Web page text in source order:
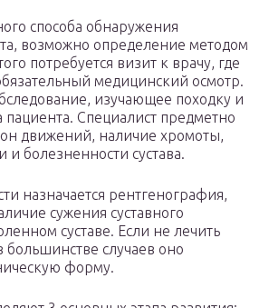
способа обнаружения
возможно определение методом
потребуется визит к врачу, где
медицинский осмотр.
изучающее походку и
пациента. Специалист предметно
движений, наличие хромоты,
и болезненности сустава.
назначается рентгенография,
сужения суставного
суставе. Если не лечить
большинстве случаев оно
форму.